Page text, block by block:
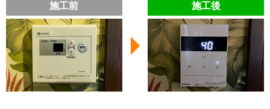
施工前 施工後